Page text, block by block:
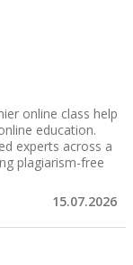
online class help
education.
experts across a
plagiarism-free
15.07.2026